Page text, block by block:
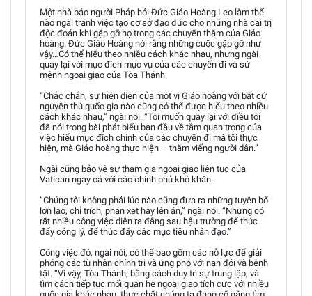
Một nhà báo người Pháp hỏi Đức Giáo Hoàng Leo làm thế
nào ngài tránh việc tạo cơ sở đạo đức cho những nhà cai trị
độc đoán khi gặp gỡ họ trong các chuyến thăm của Giáo
hoàng. Đức Giáo Hoàng nói rằng những cuộc gặp gỡ như
vậy…Có thể hiểu theo nhiều cách khác nhau, nhưng ngài
quay lại với mục đích mục vụ của các chuyến đi và sứ
mệnh ngoại giao của Tòa Thánh.
“Chắc chắn, sự hiện diện của một vị Giáo hoàng với bất cứ
nguyên thủ quốc gia nào cũng có thể được hiểu theo nhiều
cách khác nhau,” ngài nói. “Tôi muốn quay lại với điều tôi
đã nói trong bài phát biểu ban đầu về tầm quan trọng của
việc hiểu mục đích chính của các chuyến đi mà tôi thực
hiện, mà Giáo hoàng thực hiện – thăm viếng người dân.”
Ngài cũng bảo vệ sự tham gia ngoại giao liên tục của
Vatican ngay cả với các chính phủ khó khăn.
“Chúng tôi không phải lúc nào cũng đưa ra những tuyên bố
lớn lao, chỉ trích, phán xét hay lên án,” ngài nói. “Nhưng có
rất nhiều công việc diễn ra đằng sau hậu trường để thúc
đẩy công lý, để thúc đẩy các mục tiêu nhân đạo.”
Công việc đó, ngài nói, có thể bao gồm các nỗ lực để giải
phóng các tù nhân chính trị và ứng phó với nạn đói và bệnh
tật. “Vì vậy, Tòa Thánh, bằng cách duy trì sự trung lập, và
tìm cách tiếp tục mối quan hệ ngoại giao tích cực với nhiều